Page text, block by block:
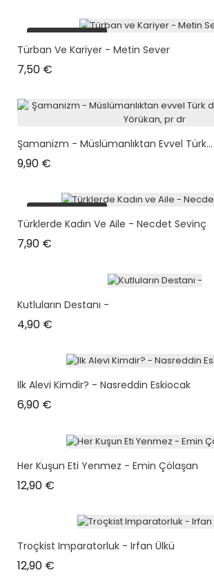
plus en stock
Türban Ve Kariyer - Metin Sever
7,50 €
Şamanizm - Müslümanlıktan Evvel Türk...
9,90 €
plus en stock
Türklerde Kadın Ve Aile - Necdet Sevinç
7,90 €
Kutluların Destanı -
4,90 €
Ilk Alevi Kimdir? - Nasreddin Eskiocak
6,90 €
Her Kuşun Eti Yenmez - Emin Çölaşan
12,90 €
Troçkist Imparatorluk - Irfan Ülkü
12,90 €